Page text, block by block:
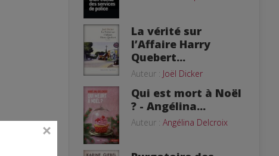
La vérité sur
l’Affaire Harry
Quebert...
Auteur : Joël Dicker
Qui est mort à Noël
? - Angélina...
Auteur : Angélina Delcroix